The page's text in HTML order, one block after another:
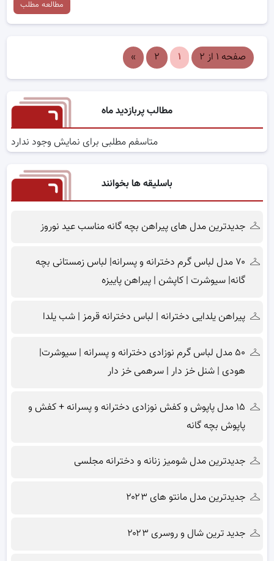
مطالعه مطلب
صفحه ۱ از ۲ ۱ ۲ »
مطالب پربازدید ماه
متاسفم مطلبی برای نمایش وجود ندارد
باسلیقه ها بخوانند
جدیدترین مدل های پیراهن بچه گانه مناسب عید نوروز
۷۰ مدل لباس گرم دخترانه و پسرانه| لباس زمستانی بچه
گانه| سیوشرت | کاپشن | پیراهن پاییزه
پیراهن یلدایی دخترانه | لباس دخترانه قرمز | شب یلدا
۵۰ مدل لباس گرم نوزادی دخترانه و پسرانه | سیوشرت|
هودی | شنل خز دار | سرهمی خز دار
۱۵ مدل پاپوش و کفش نوزادی دخترانه و پسرانه + کفش و
پاپوش بچه گانه
جدیدترین مدل شومیز زنانه و دخترانه مجلسی
جدیدترین مدل مانتو های ۲۰۲۳
جدید ترین شال و روسری ۲۰۲۳